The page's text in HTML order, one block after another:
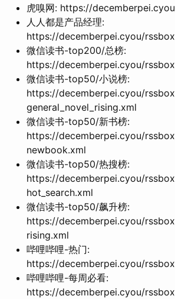
虎嗅网: https://
人人都是产品经理:
https://decemberpei.cyou/
微信读书-top200/总榜:
https://decemberpei.cyou/
微信读书-top50/小说榜:
https://decemberpei.cyou/
general_novel_rising.xml
微信读书-top50/新书榜:
https://decemberpei.cyou/
newbook.xml
微信读书-top50/热搜榜:
https://decemberpei.cyou/
hot_search.xml
微信读书-top50/飙升榜:
https://decemberpei.cyou/
rising.xml
哔哩哔哩-热门:
https://decemberpei.cyou/
哔哩哔哩-每周必看:
https://decemberpei.cyou/